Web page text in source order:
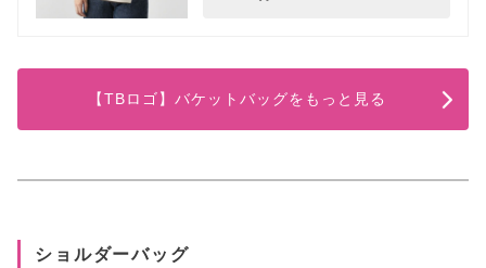
【TBロゴ】バケットバッグをもっと見る
ショルダーバッグ